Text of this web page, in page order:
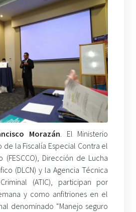
Morazán . El Ministerio
la Fiscalía Especial Contra el
(FESCCO), Dirección de Lucha
(DLCN) y la Agencia Técnica
(ATIC), participan por
y como anfitriones en el
denominado “Manejo seguro